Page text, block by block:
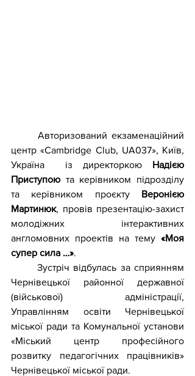
Авторизований екзаменаційний
центр «Cambridge Club, UA037», Київ,
Україна  із директоркою Надією
Приступою та керівником підрозділу
та керівником проєкту Веронією
Мартинюк, провів презентацію-захист
молодіжних інтерактивних
англомовних проектів на тему «Моя
супер сила …».
Чернівецької районної державної
(військової) адміністрації,
Управлінням освіти Чернівецької
міської ради та Комунальної установи
«Міський центр професійного
розвитку педагогічних працівників»
Чернівецької міської ради.